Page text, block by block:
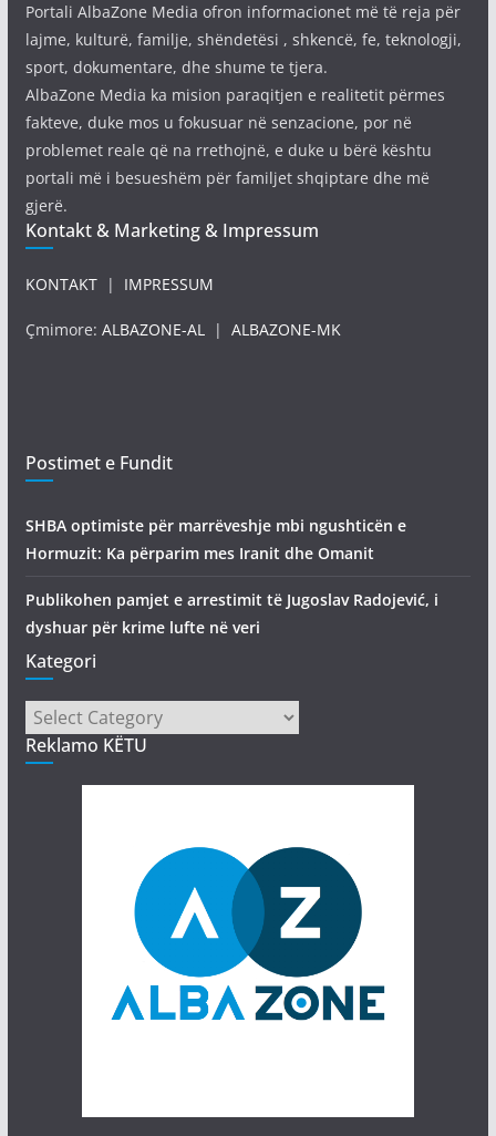
Portali AlbaZone Media ofron informacionet më të reja për
lajme, kulturë, familje, shëndetësi , shkencë, fe, teknologji,
sport, dokumentare, dhe shume te tjera.
AlbaZone Media ka mision paraqitjen e realitetit përmes
fakteve, duke mos u fokusuar në senzacione, por në
problemet reale që na rrethojnë, e duke u bërë kështu
portali më i besueshëm për familjet shqiptare dhe më
gjerë.
Kontakt & Marketing & Impressum
KONTAKT| IMPRESSUM
Çmimore: ALBAZONE-AL| ALBAZONE-MK
Postimet e Fundit
SHBA optimiste për marrëveshje mbi ngushticën e
Hormuzit: Ka përparim mes Iranit dhe Omanit
Publikohen pamjet e arrestimit të Jugoslav Radojević, i
dyshuar për krime lufte në veri
Kategori
Kategori
Reklamo KËTU